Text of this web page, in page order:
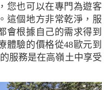
您也可以在專門為遊客
這個地方非常乾淨，服
會根據自己的需求得到
體驗的價格從48歐元到
服務是在高嶺土中享受